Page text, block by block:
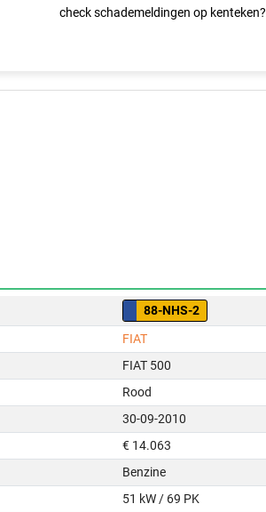
check schademeldingen op kenteken?
88-NHS-2
FIAT
FIAT 500
Rood
30-09-2010
€ 14.063
Benzine
51 kW / 69 PK